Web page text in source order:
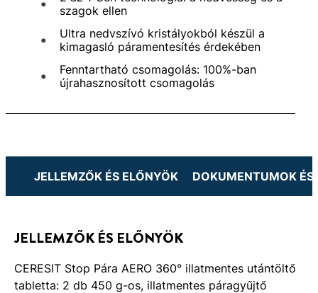
szagok ellen
Ultra nedvszívó kristályokból készül a
kimagasló páramentesítés érdekében
Fenntartható csomagolás: 100%-ban
újrahasznosított csomagolás
JELLEMZŐK ÉS ELŐNYÖK DOKUMENTUMOK ÉS
JELLEMZŐK ÉS ELŐNYÖK
CERESIT Stop Pára AERO 360° illatmentes utántöltő
tabletta: 2 db 450 g-os, illatmentes páragyűjtő